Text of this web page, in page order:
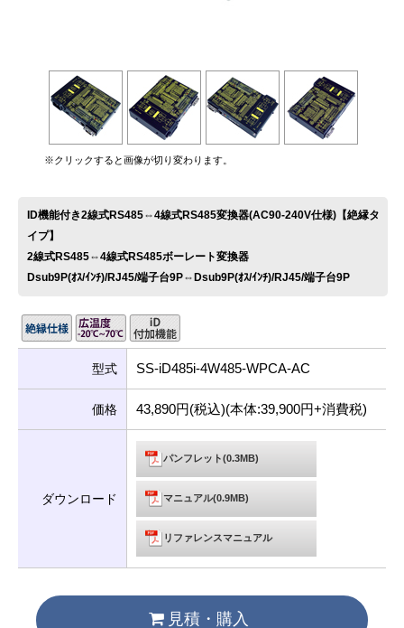
※クリックすると画像が切り変わります。
ID機能付き2線式RS485⇔4線式RS485変換器(AC90-240V仕様)【絶縁タ
イプ】
2線式RS485⇔4線式RS485ボーレート変換器
Dsub9P(ｵｽ/ｲﾝﾁ)/RJ45/端子台9P⇔Dsub9P(ｵｽ/ｲﾝﾁ)/RJ45/端子台9P
型式 SS-iD485i-4W485-WPCA-AC
価格 43,890円(税込)(本体:39,900円+消費税)
ダウンロード
パンフレット(0.3MB)
マニュアル(0.9MB)
リファレンスマニュアル
見積・購入